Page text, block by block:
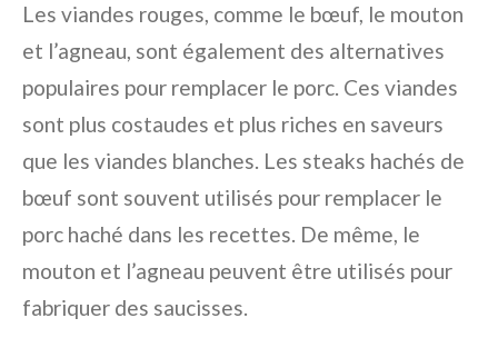
Les viandes rouges, comme le bœuf, le mouton
et l’agneau, sont également des alternatives
populaires pour remplacer le porc. Ces viandes
sont plus costaudes et plus riches en saveurs
que les viandes blanches. Les steaks hachés de
bœuf sont souvent utilisés pour remplacer le
porc haché dans les recettes. De même, le
mouton et l’agneau peuvent être utilisés pour
fabriquer des saucisses.